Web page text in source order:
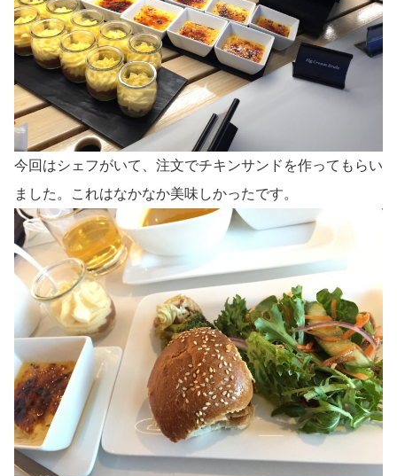
今回はシェフがいて、注文でチキンサンドを作ってもらい
ました。これはなかなか美味しかったです。